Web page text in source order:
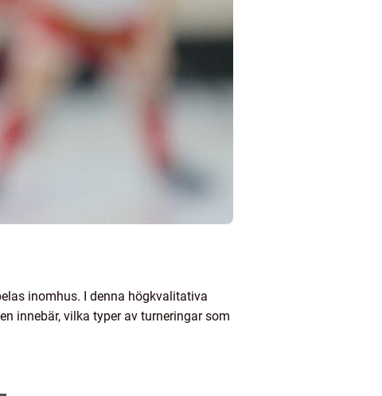
inomhus. I denna högkvalitativa
innebär, vilka typer av turneringar som